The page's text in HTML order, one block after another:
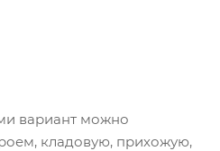
вариант можно
кладовую, прихожую,